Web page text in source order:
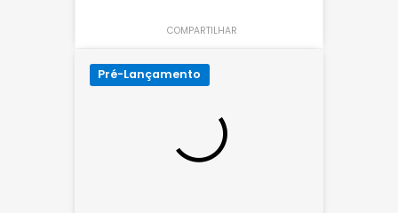
COMPARTILHAR
Pré-Lançamento